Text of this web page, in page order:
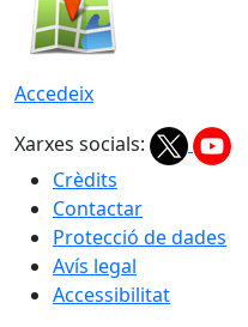
Accedeix
Xarxes socials:
Crèdits
Contactar
Protecció de dades
Avís legal
Accessibilitat